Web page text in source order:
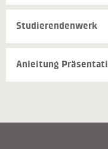
Informationen
Kontakte
Studierendenwerk
Anleitung